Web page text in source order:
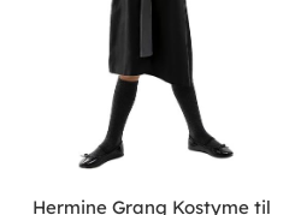
Hermine Grang Kostyme til